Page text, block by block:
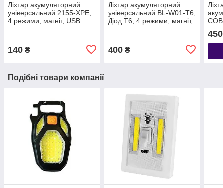
Ліхтар акумуляторний
універсальний 2155-XPE,
4 режими, магніт, USB
140 ₴
Ліхтар акумуляторний
універсальний BL-W01-T6,
Діод T6, 4 режими, магніт,
400₴
450
Подібні товари компанії